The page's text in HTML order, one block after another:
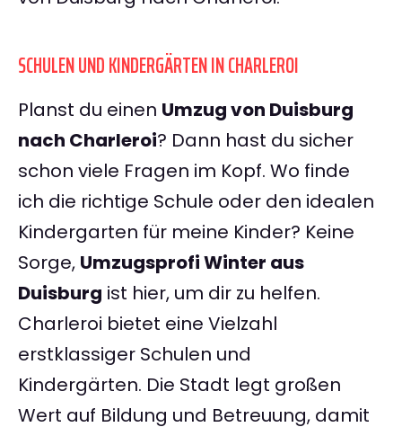
SCHULEN UND KINDERGÄRTEN IN CHARLEROI
Planst du einen Umzug von Duisburg
nach Charleroi? Dann hast du sicher
schon viele Fragen im Kopf. Wo finde
ich die richtige Schule oder den idealen
Kindergarten für meine Kinder? Keine
Sorge, Umzugsprofi Winter aus
Duisburg ist hier, um dir zu helfen.
Charleroi bietet eine Vielzahl
erstklassiger Schulen und
Kindergärten. Die Stadt legt großen
Wert auf Bildung und Betreuung, damit